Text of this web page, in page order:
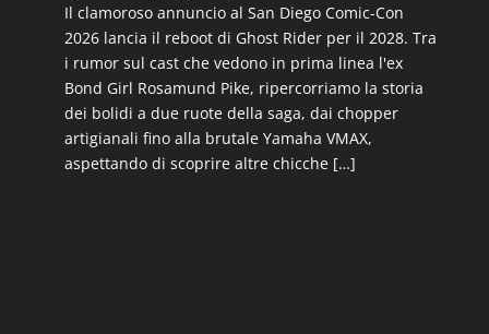
Il clamoroso annuncio al San Diego Comic-Con
2026 lancia il reboot di Ghost Rider per il 2028. Tra
i rumor sul cast che vedono in prima linea l'ex
Bond Girl Rosamund Pike, ripercorriamo la storia
dei bolidi a due ruote della saga, dai chopper
artigianali fino alla brutale Yamaha VMAX,
aspettando di scoprire altre chicche […]